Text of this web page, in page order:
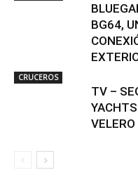
BG64,
CRUCEROS
TV –